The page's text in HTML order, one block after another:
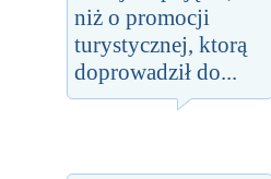
niż o promocji
turystycznej, ktorą
doprowadził do...